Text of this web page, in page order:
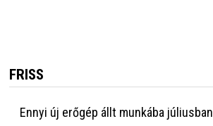
FRISS
Ennyi új erőgép állt munkába júliusban